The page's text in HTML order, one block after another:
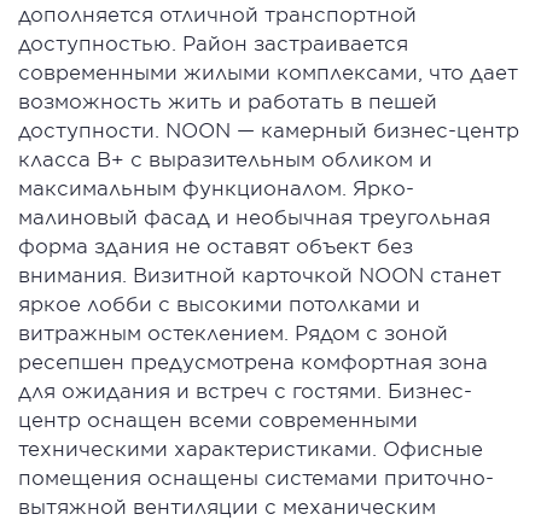
дополняется отличной транспортной
доступностью. Район застраивается
современными жилыми комплексами, что дает
возможность жить и работать в пешей
доступности. NOON — камерный бизнес-центр
класса В+ с выразительным обликом и
максимальным функционалом. Ярко-
малиновый фасад и необычная треугольная
форма здания не оставят объект без
внимания. Визитной карточкой NOON станет
яркое лобби с высокими потолками и
витражным остеклением. Рядом с зоной
ресепшен предусмотрена комфортная зона
для ожидания и встреч с гостями. Бизнес-
центр оснащен всеми современными
техническими характеристиками. Офисные
помещения оснащены системами приточно-
вытяжной вентиляции с механическим